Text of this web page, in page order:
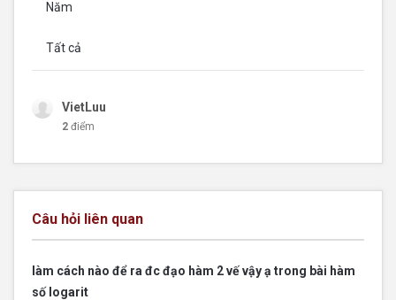
Năm
Tất cả
VietLuu
2 điểm
Câu hỏi liên quan
làm cách nào để ra đc đạo hàm 2 vế vậy ạ trong bài hàm
số logarit